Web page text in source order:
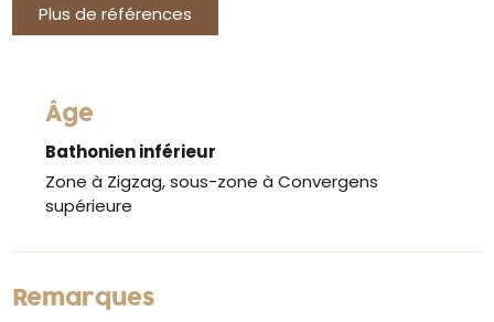
Plus de références
Âge
Bathonien inférieur
Zone à Zigzag, sous-zone à Convergens
supérieure
Remarques